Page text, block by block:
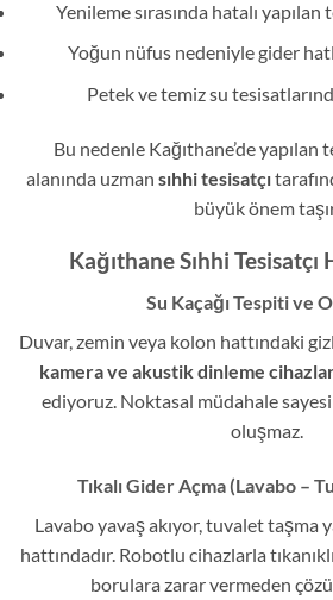
Yenileme sırasında hatalı yapılan
Yoğun nüfus nedeniyle gider
Petek ve temiz su
Bu nedenle Kağıthane’de yapılan
alanında uzman sıhhi tesisatçı
büyük önem
Kağıthane Sıhhi
Su Kaçağı Tespiti ve
Duvar, zemin veya kolon hattındaki
kamera ve akustik dinleme
ediyoruz. Noktasal müdahale
oluşmaz.
Tıkalı Gider Açma (Lavabo –
Lavabo yavaş akıyor, tuvalet taşma
hattındadır. Robotlu cihazlarla
borulara zarar vermeden